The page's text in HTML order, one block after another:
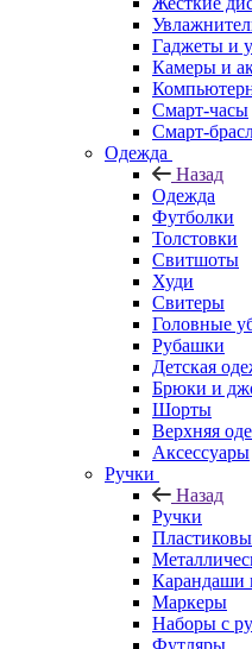
Гаджеты и
Камеры и
Смарт-часы
Смарт-
Одежда
Назад
Одежда
Футболки
Толстовки
Свитшоты
Худи
Свитеры
Головные
Рубашки
Детская
Брюки и
Шорты
Верхняя
Аксессуары
Ручки
Назад
Ручки
Карандаши
Маркеры
Наборы с
Футляры